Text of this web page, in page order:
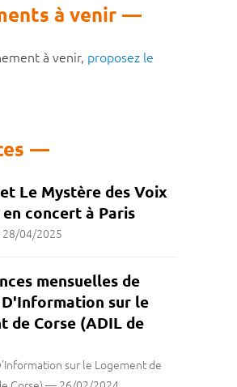
à venir
à venir, proposez le
Le Mystère des Voix
concert à Paris
28/04/2025
mensuelles de
sur le
de Corse (ADIL de
sur le Logement de